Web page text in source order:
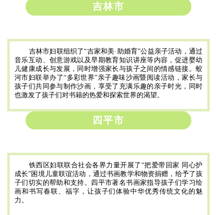
吉林市
吉林市妇联组织了“吉家和美·助婚育”公益亲子活动，通过
音乐互动、创意游戏以及早期教育知识讲座等内容，促进婴幼
儿健康成长与发展，同时增强家长与孩子之间的情感链接。蛟
河市妇联举办了“多彩世界”亲子趣味沙画暨阅读活动，家长与
孩子们共同参与制作沙画，享受了充满乐趣的亲子时光，同时
也激发了孩子们对书籍的热爱和探索世界的渴望。
0
四平市
铁西区妇联联合社会各界力量开展了“把爱带回家 同心护
成长”困境儿童联谊活动，通过书画教学和物资捐赠，给予了孩
子们切实的帮助和支持。四平市著名书画家指导孩子们学习绘
画和书写春联、福字，让孩子们体验中华优秀传统文化的魅
力。